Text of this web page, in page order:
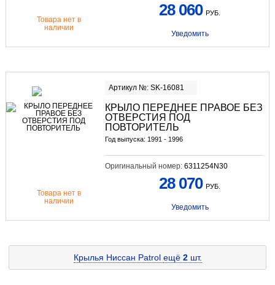
Товара нет в
наличии
28 060 РУБ.
Уведомить
Артикул №: SK-16081
КРЫЛО ПЕРЕДНЕЕ ПРАВОЕ БЕЗ
ОТВЕРСТИЯ ПОД
ПОВТОРИТЕЛЬ
Год выпуска: 1991 - 1996
Оригинальный номер: 6311254N30
Товара нет в
наличии
28 070 РУБ.
Уведомить
Крылья Ниссан Patrol ещё 2шт.